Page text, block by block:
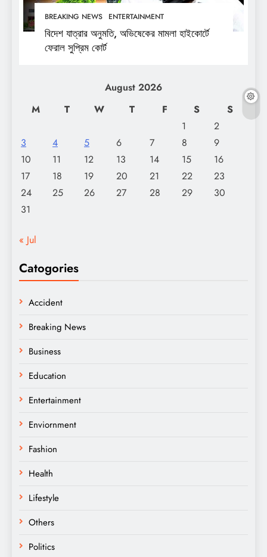
BREAKING NEWS ENTERTAINMENT
বিদেশ যাত্রার অনুমতি, অভিষেকের মামলা হাইকোর্টে
ফেরাল সুপ্রিম কোর্ট
August 2026
M
T W T F S
S
1
2
3
4 5 6 7 8
9
10
11 12 13 14 15
16
17
18 19 20 21 22
23
24
25 26 27 28 29
30
31
« Jul
Catogories
Accident
Breaking News
Business
Education
Entertainment
Enviornment
Fashion
Health
Lifestyle
Others
Politics